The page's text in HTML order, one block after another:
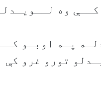
وه
پـه اوبـو
تورو غرو کې